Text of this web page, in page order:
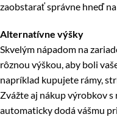
zaobstarať správne hneď
Alternatívne výšky
Skvelým nápadom na
rôznou výškou, aby boli
napríklad kupujete rámy,
Zvážte aj nákup výrobkov
automaticky dodá vášmu